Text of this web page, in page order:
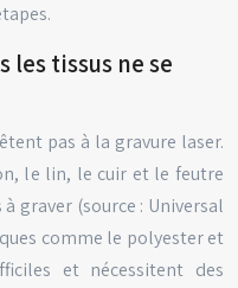
tissus ne se
pas à la gravure laser.
le lin, le cuir et le feutre
graver (source : Universal
comme le polyester et
et nécessitent des